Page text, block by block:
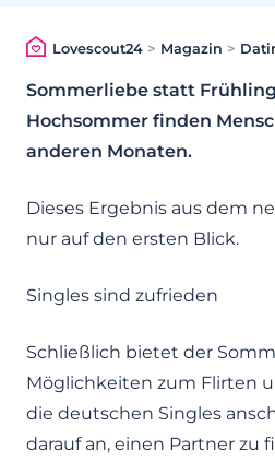
Lovescout24> Magazin >
Sommerliebe statt
Hochsommer finden
anderen Monaten.
Dieses Ergebnis aus dem
nur auf den ersten Blick.
Singles sind zufrieden
Schließlich bietet der
Möglichkeiten zum Flirten
die deutschen Singles
darauf an, einen Partner zu